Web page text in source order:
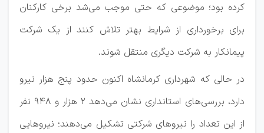
کرده بود؛ موضوعی که حتی موجب می‌شد برخی کارکنان
برای برخورداری از شرایط بهتر تلاش کنند از یک شرکت
پیمانکار به شرکت دیگری منتقل شوند.
در حالی که شهرداری کرمانشاه اکنون حدود پنج هزار نیرو
دارد، بررسی‌های استانداری نشان می‌دهد ۲ هزار و ۹۴۸ نفر
از این تعداد را نیروهای شرکتی تشکیل می‌دهند؛ نیروهایی